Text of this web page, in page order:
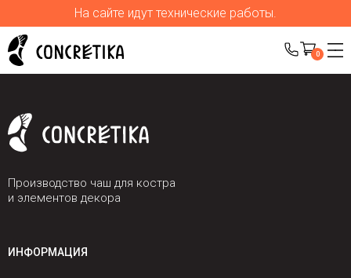
На сайте идут технические работы.
0
Производство чаш для костра
и элементов декора
ИНФОРМАЦИЯ